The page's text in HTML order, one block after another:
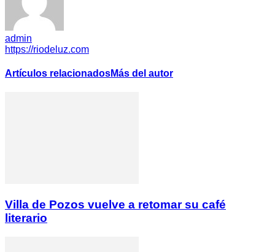
admin
https://riodeluz.com
Artículos relacionadosMás del autor
Villa de Pozos vuelve a retomar su café
literario